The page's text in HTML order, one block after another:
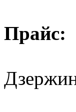
Прайс: